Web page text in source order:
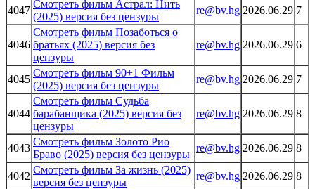
4047
Смотреть фильм Астрал: Нить
(2025) версия без цензуры
re@bv.hg 2026.06.29 7
4046
Смотреть фильм Позаботься о
братьях (2025) версия без
цензуры
re@bv.hg 2026.06.29 6
4045
Смотреть фильм 90+1 Фильм
(2025) версия без цензуры
re@bv.hg 2026.06.29 7
4044
Смотреть фильм Судьба
барабанщика (2025) версия без
цензуры
re@bv.hg 2026.06.29 8
4043
Смотреть фильм Золото Рио
Браво (2025) версия без цензуры
re@bv.hg 2026.06.29 8
4042
Смотреть фильм За жизнь (2025)
версия без цензуры
re@bv.hg 2026.06.29 8